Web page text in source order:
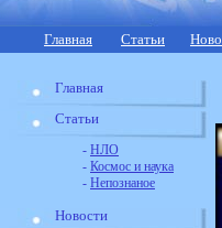
Главная Статьи
Главная
Статьи
- НЛО
- Космос и наука
- Непознаное
Новости